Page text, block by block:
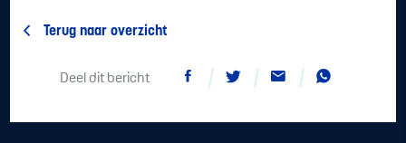
Terug naar overzicht
Deel dit bericht